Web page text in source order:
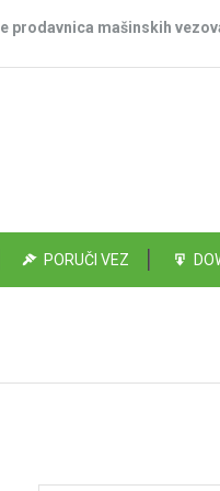
prodavnica mašinskih
PORUČI VEZ